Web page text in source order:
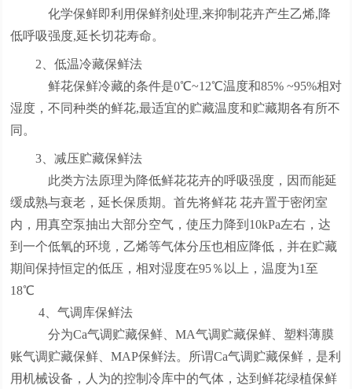
化学保鲜即利用保鲜剂处理,来抑制花卉产生乙烯,降
低呼吸强度,延长切花寿命。
2、低温冷藏保鲜法
鲜花保鲜冷藏的条件是0℃~12℃温度和85% ~95%相对
湿度，不同种类的鲜花,最适宜的贮藏温度和贮藏期各有所不
同。
3、减压贮藏保鲜法
此类方法原理为降低鲜花花卉的呼吸强度，因而能延
缓成熟与衰老，延长保质期。首先将鲜花 花卉置于密闭室
内，用真空泵抽出大部分空气，使压力降到10kPa左右，达
到一个低氧的环境，乙烯等气体分压也相应降低，并在贮藏
期间保持恒定的低压，相对湿度在95％以上，温度为1至
18℃
4、气调库保鲜法
分为Ca气调贮藏保鲜、MA气调贮藏保鲜、塑料薄膜
账气调贮藏保鲜、MAP保鲜法。所谓Ca气调贮藏保鲜，是利
用机械设备，人为的控制冷库中的气体，达到鲜花绿植保鲜